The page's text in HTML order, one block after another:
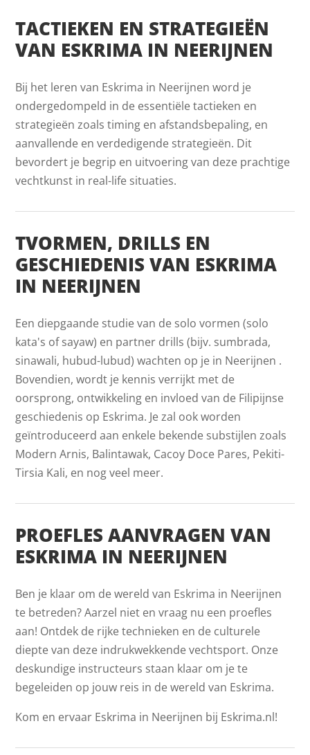
TACTIEKEN EN STRATEGIEËN
VAN ESKRIMA IN NEERIJNEN
Bij het leren van Eskrima in Neerijnen word je
ondergedompeld in de essentiële tactieken en
strategieën zoals timing en afstandsbepaling, en
aanvallende en verdedigende strategieën. Dit
bevordert je begrip en uitvoering van deze prachtige
vechtkunst in real-life situaties.
TVORMEN, DRILLS EN
GESCHIEDENIS VAN ESKRIMA
IN NEERIJNEN
Een diepgaande studie van de solo vormen (solo
kata's of sayaw) en partner drills (bijv. sumbrada,
sinawali, hubud-lubud) wachten op je in Neerijnen .
Bovendien, wordt je kennis verrijkt met de
oorsprong, ontwikkeling en invloed van de Filipijnse
geschiedenis op Eskrima. Je zal ook worden
geïntroduceerd aan enkele bekende substijlen zoals
Modern Arnis, Balintawak, Cacoy Doce Pares, Pekiti-
Tirsia Kali, en nog veel meer.
PROEFLES AANVRAGEN VAN
ESKRIMA IN NEERIJNEN
Ben je klaar om de wereld van Eskrima in Neerijnen
te betreden? Aarzel niet en vraag nu een proefles
aan! Ontdek de rijke technieken en de culturele
diepte van deze indrukwekkende vechtsport. Onze
deskundige instructeurs staan klaar om je te
begeleiden op jouw reis in de wereld van Eskrima.
Kom en ervaar Eskrima in Neerijnen bij Eskrima.nl!